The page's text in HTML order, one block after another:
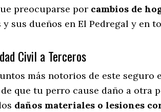
preocuparse por cambios de
y sus dueños en El Pedregal y en
Civil a Terceros
más notorios de este seguro
de que tu perro cause daño a
daños materiales o lesiones